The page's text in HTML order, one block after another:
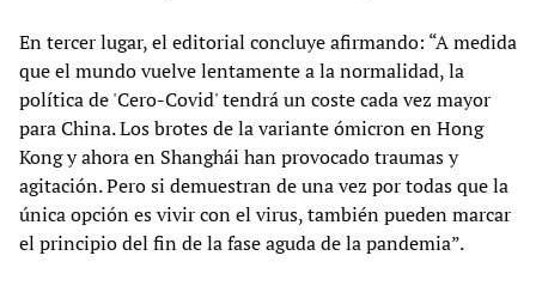
En tercer lugar, el editorial concluye afirmando: “A medida
que el mundo vuelve lentamente a la normalidad, la
política de 'Cero-Covid' tendrá un coste cada vez mayor
para China. Los brotes de la variante ómicron en Hong
Kong y ahora en Shanghái han provocado traumas y
agitación. Pero si demuestran de una vez por todas que la
única opción es vivir con el virus, también pueden marcar
el principio del fin de la fase aguda de la pandemia”.